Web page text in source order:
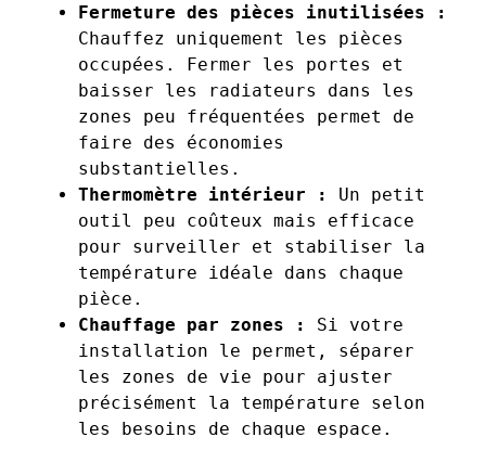
Fermeture des pièces inutilisées :
Chauffez uniquement les pièces
occupées. Fermer les portes et
baisser les radiateurs dans les
zones peu fréquentées permet de
faire des économies
substantielles.
Thermomètre intérieur :
Un petit
outil peu coûteux mais efficace
pour surveiller et stabiliser la
température idéale dans chaque
pièce.
Chauffage par zones :
Si votre
installation le permet, séparer
les zones de vie pour ajuster
précisément la température selon
les besoins de chaque espace.